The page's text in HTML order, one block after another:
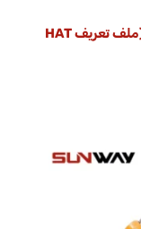
آلة التشكيل بالدلفنة لقوس تصاعد PV (ملف تعريف HAT